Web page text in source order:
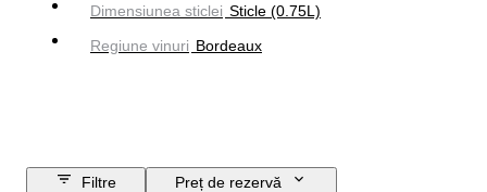
Dimensiunea sticlei Sticle (0.75L)
Regiune vinuri Bordeaux
Filtre
Preț de rezervă